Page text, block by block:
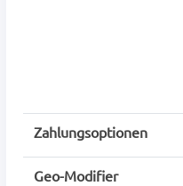
Zahlungsoptionen
Geo-Modifier